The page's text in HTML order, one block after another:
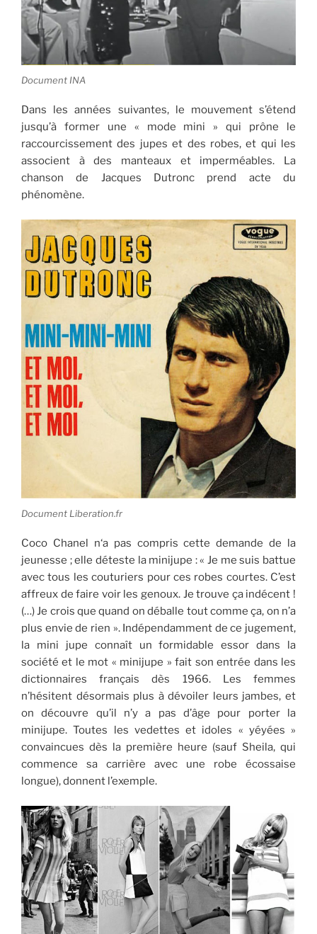
Document INA
Dans les années suivantes, le mouvement s’étend
jusqu’à former une « mode mini » qui prône le
raccourcissement des jupes et des robes, et qui les
associent à des manteaux et imperméables. La
chanson de Jacques Dutronc prend acte du
phénomène.
Document Liberation.fr
Coco Chanel n‘a pas compris cette demande de la
jeunesse ; elle déteste la minijupe : « Je me suis battue
avec tous les couturiers pour ces robes courtes. C’est
affreux de faire voir les genoux. Je trouve ça indécent !
(…) Je crois que quand on déballe tout comme ça, on n’a
plus envie de rien ». Indépendamment de ce jugement,
la mini jupe connaît un formidable essor dans la
société et le mot « minijupe » fait son entrée dans les
dictionnaires français dès 1966. Les femmes
n’hésitent désormais plus à dévoiler leurs jambes, et
on découvre qu’il n’y a pas d’âge pour porter la
minijupe. Toutes les vedettes et idoles « yéyées »
convaincues dès la première heure (sauf Sheila, qui
commence sa carrière avec une robe écossaise
longue), donnent l’exemple.